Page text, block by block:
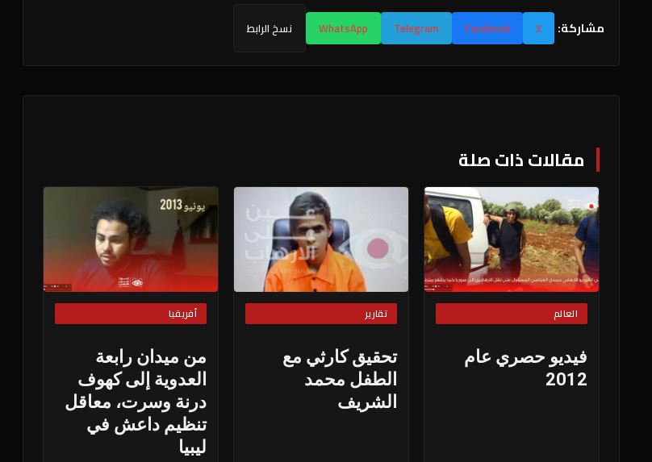
مشاركة: X
Facebook
Telegram
WhatsApp نسخ الرابط
مقالات ذات صلة
العالم
فيديو حصري عام
2012
تقارير
تحقيق كارثي مع
الطفل محمد
الشريف
أفريقيا
من ميدان رابعة
العدوية إلى كهوف
درنة وسرت، معاقل
تنظيم داعش في
ليبيا